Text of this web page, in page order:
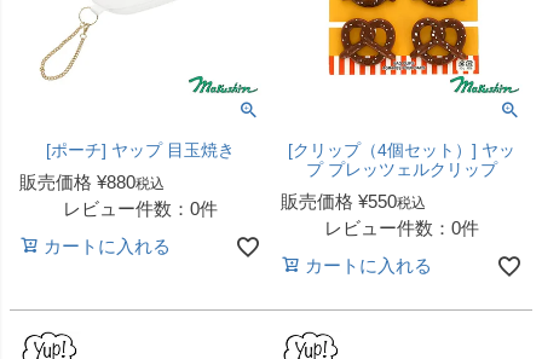
[ポーチ] ヤップ 目玉焼き
販売価格 ¥880税込
レビュー件数：0件
カートに入れる
[クリップ（4個セット）] ヤッ
プ プレッツェルクリップ
販売価格 ¥550税込
レビュー件数：0件
カートに入れる